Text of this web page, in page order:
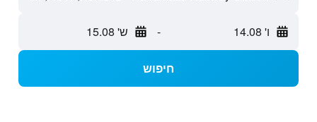
ו' 14.08 - ש' 15.08
חיפוש